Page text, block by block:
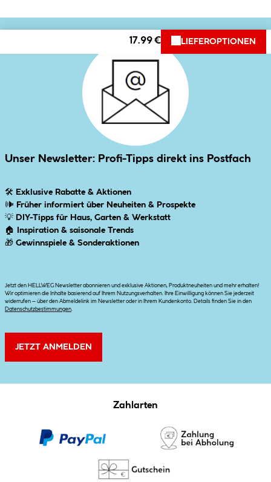
17.99 € LIEFEROPTIONEN
Unser Newsletter: Profi-Tipps direkt ins Postfach
🛠 Exklusive Rabatte & Aktionen
🕪 Früher informiert über Neuheiten & Prospekte
💡 DIY-Tipps für Haus, Garten & Werkstatt
🏠
Inspiration & saisonale Trends
🎁 Gewinnspiele & Sonderaktionen
Jetzt den HELLWEG Newsletter abonnieren und exklusive Aktionen, Produktneuheiten und mehr erhalten!
Wir optimieren die Inhalte basierend auf Ihrem Nutzungsverhalten. Ihre Einwilligung können Sie jederzeit
widerrufen – über den Abmeldelink im Newsletter oder in Ihrem Kundenkonto. Details finden Sie in den
Datenschutzbestimmungen
JETZT ANMELDEN
Zahlarten